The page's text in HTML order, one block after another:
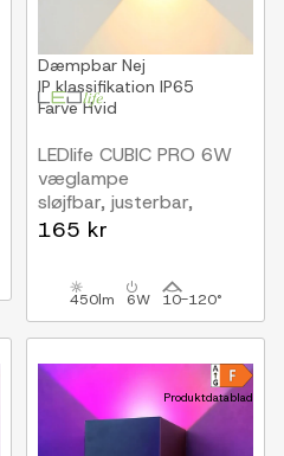
Dæmpbar Nej
IP klassifikation IP65
FarveHvid
LEDlife CUBIC PRO 6W
væglampe
sløjfbar, justerbar,
firkantet, op/ned, inde /
165 kr
450lm 6W 10-120°
Produktdatablad